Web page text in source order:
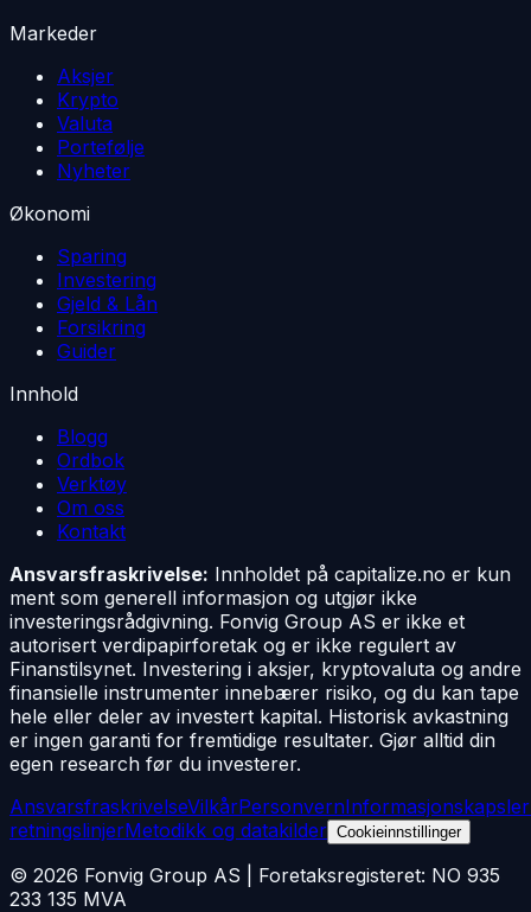
Markeder
Aksjer
Krypto
Valuta
Portefølje
Nyheter
Økonomi
Sparing
Investering
Gjeld & Lån
Forsikring
Guider
Innhold
Blogg
Ordbok
Verktøy
Om oss
Kontakt
Ansvarsfraskrivelse: Innholdet på capitalize.no er kun
ment som generell informasjon og utgjør ikke
investeringsrådgivning. Fonvig Group AS er ikke et
autorisert verdipapirforetak og er ikke regulert av
Finanstilsynet. Investering i aksjer, kryptovaluta og andre
finansielle instrumenter innebærer risiko, og du kan tape
hele eller deler av investert kapital. Historisk avkastning
er ingen garanti for fremtidige resultater. Gjør alltid din
egen research før du investerer.
AnsvarsfraskrivelseVilkårPersonvernInformasjonskapsler
retningslinjerMetodikk og datakilder Cookieinnstillinger
© 2026 Fonvig Group AS | Foretaksregisteret: NO 935
233 135 MVA